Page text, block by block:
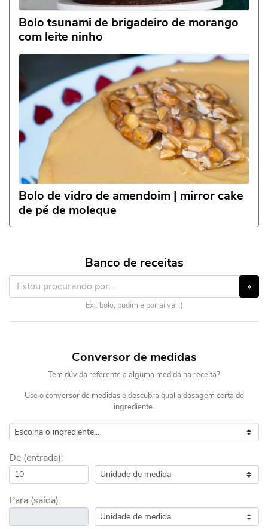
Bolo tsunami de brigadeiro de morango
com leite ninho
Bolo de vidro de amendoim | mirror cake
de pé de moleque
Banco de receitas
»
Ex.: bolo, pudim e por aí vai :)
Conversor de medidas
Tem dúvida referente a alguma medida na receita?
Use o conversor de medidas e descubra qual a dosagem certa do
ingrediente.
De (entrada):
Para (saída):